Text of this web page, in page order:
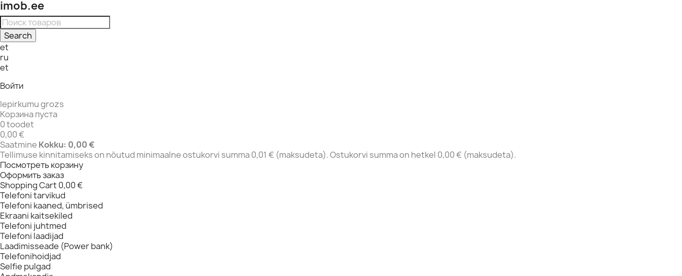
imob.ee
Search
et
ru
et
Войти
Iepirkumu grozs
Корзина пуста
0 toodet
0,00 €
Saatmine Kokku: 0,00 €
Tellimuse kinnitamiseks on nõutud minimaalne ostukorvi summa 0,01 € (maksudeta). Ostukorvi summa on hetkel 0,00 € (maksudeta).
Посмотреть корзину
Оформить заказ
Shopping Cart 0,00 €
Telefoni tarvikud
Telefoni kaaned, ümbrised
Ekraani kaitsekiled
Telefoni juhtmed
Telefoni laadijad
Laadimisseade (Power bank)
Telefonihoidjad
Selfie pulgad